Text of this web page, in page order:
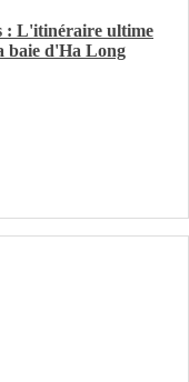
: L'itinéraire ultime
baie d'Ha Long